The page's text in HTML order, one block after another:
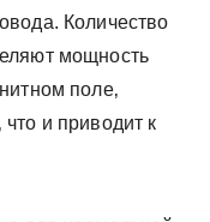
Количество
мощность
поле‚
и приводит к